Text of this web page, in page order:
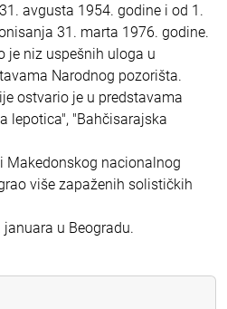
avgusta 1954. godine i od 1.
31. marta 1976. godine.
je niz uspešnih uloga u
Narodnog pozorišta.
ostvario je u predstavama
lepotica", "Bahčisarajska
Makedonskog nacionalnog
više zapaženih solističkih
u Beogradu.